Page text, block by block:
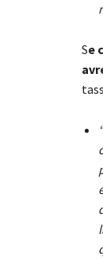
Se